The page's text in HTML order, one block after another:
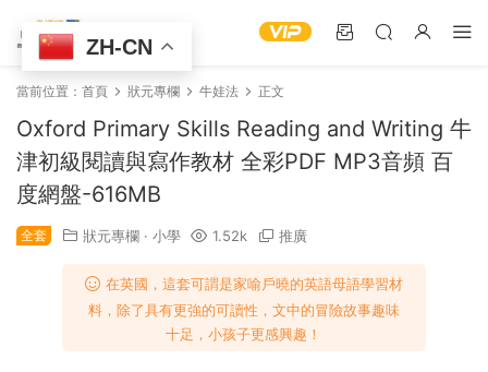
當前位置： 首頁 狀元專欄 牛娃法 正文
Oxford Primary Skills Reading and Writing 牛
津初級閱讀與寫作教材 全彩PDF MP3音頻 百
度網盤-616MB
全套 狀元專欄 · 小學 1.52k 推廣
在英國，這套可謂是家喻戶曉的英語母語學習材
料，除了具有更強的可讀性，文中的冒險故事趣味
十足，小孩子更感興趣！
ZH-CN